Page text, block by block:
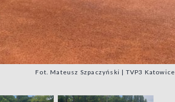
Fot. Mateusz Szpaczyński | TVP3 Katowice